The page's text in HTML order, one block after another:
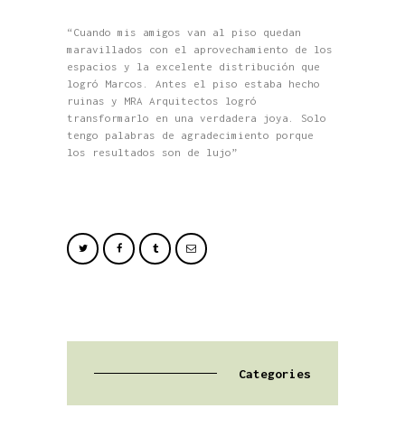
“Cuando mis amigos van al piso quedan
maravillados con el aprovechamiento de los
espacios y la excelente distribución que
logró Marcos. Antes el piso estaba hecho
ruinas y MRA Arquitectos logró
transformarlo en una verdadera joya. Solo
tengo palabras de agradecimiento porque
los resultados son de lujo”
Categories